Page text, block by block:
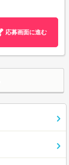
応募画面に進む